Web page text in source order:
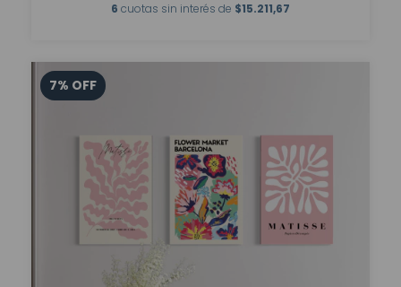
6 cuotas sin interés de $15.211,67
7% OFF